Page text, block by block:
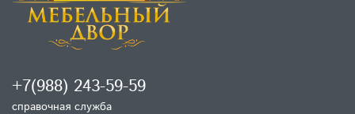
+7(988) 243-59-59
справочная служба